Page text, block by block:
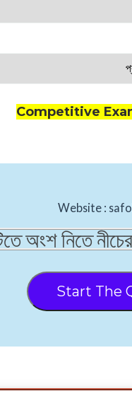
Competitive
Website :
অংশ নিতে
Start The